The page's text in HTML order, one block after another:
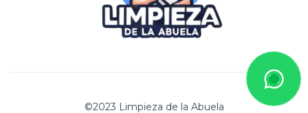
©2023 Limpieza de la Abuela